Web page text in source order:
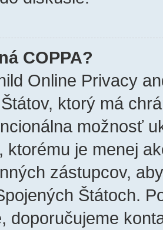
COPPA?
Online Privacy
ktorý má
možnosť
ktorému je menej
zástupcov,
Štátoch.
doporučujeme